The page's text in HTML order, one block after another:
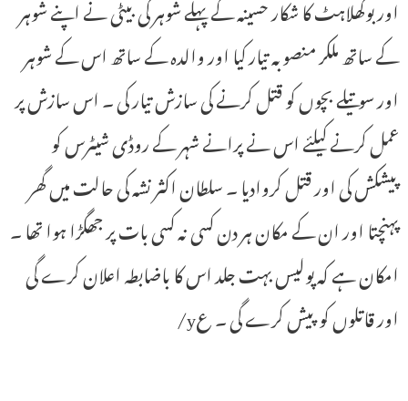
اور بوکھلاہٹ کا شکار حسینہ کے پہلے شوہر کی بیٹی نے اپنے شوہر
کے ساتھ ملکر منصوبہ تیار کیا اور والدہ کے ساتھ اس کے شوہر
اور سوتیلے بچوں کو قتل کرنے کی سازش تیار کی ۔ اس سازش پر
عمل کرنے کیلئے اس نے پرانے شہر کے روڈی شیٹرس کو
پیشکش کی اور قتل کروادیا ۔ سلطان اکثر نشہ کی حالت میں گھر
پہنچتا اور ان کے مکان ہر دن کسی نہ کسی بات پر جھگڑا ہوا تھا ۔
امکان ہے کہ پولیس بہت جلد اس کا باضابطہ اعلان کرے گی
اور قاتلوں کو پیش کرے گی ۔ عy/